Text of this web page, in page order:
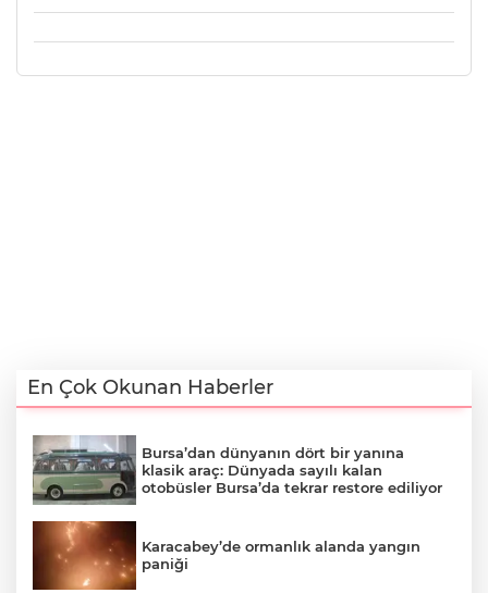
En Çok Okunan Haberler
Bursa’dan dünyanın dört bir yanına
klasik araç: Dünyada sayılı kalan
otobüsler Bursa’da tekrar restore ediliyor
Karacabey’de ormanlık alanda yangın
paniği